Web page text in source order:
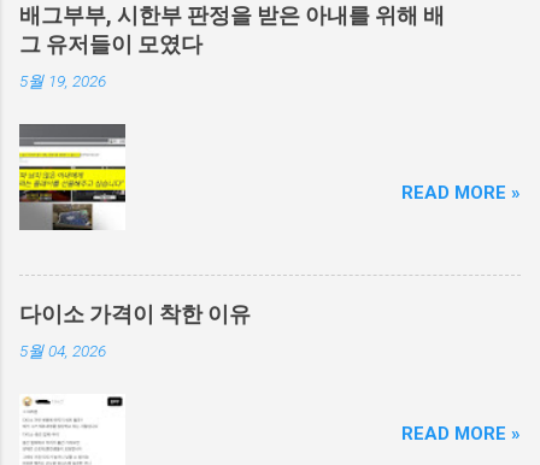
배그부부, 시한부 판정을 받은 아내를 위해 배
그 유저들이 모였다
5월 19, 2026
READ MORE »
다이소 가격이 착한 이유
5월 04, 2026
READ MORE »